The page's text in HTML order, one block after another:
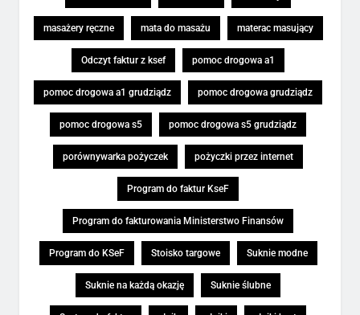
masażery ręczne mata do masażu materac masujący
Odczyt faktur z ksef pomoc drogowa a1
pomoc drogowa a1 grudziądz pomoc drogowa grudziądz
pomoc drogowa s5 pomoc drogowa s5 grudziądz
porównywarka pożyczek pożyczki przez internet
Program do faktur KseF
Program do fakturowania Ministerstwo Finansów
Program do KSeF Stoisko targowe Suknie modne
Suknie na każdą okazję Suknie ślubne